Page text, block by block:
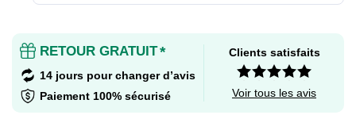
RETOUR GRATUIT*
14 jours pour changer d’avis
Paiement 100% sécurisé
Clients satisfaits
Voir tous les avis